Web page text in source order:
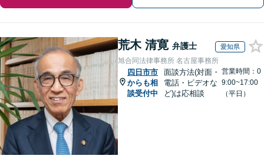
荒木 清寛 弁護士 愛知県
旭合同法律事務所 名古屋事務所
四日市市
からも相
談受付中
面談方法(対面・
電話・ビデオな
ど)は応相談
営業時間：0
9:00~17:00
（平日）